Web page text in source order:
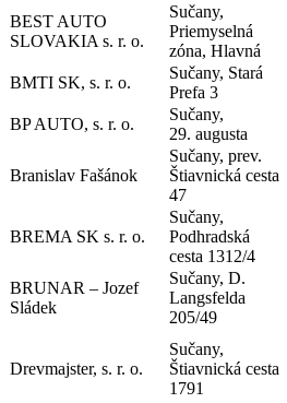
BEST AUTO
SLOVAKIA s. r. o.
Sučany,
Priemyselná
zóna, Hlavná
BMTI SK, s. r. o.
Sučany, Stará
Prefa 3
BP AUTO, s. r. o.
Sučany,
29. augusta
Branislav Fašánok
Sučany, prev.
Štiavnická cesta
47
BREMA SK s. r. o.
Sučany,
Podhradská
cesta 1312/4
BRUNAR – Jozef
Sládek
Sučany, D.
Langsfelda
205/49
Drevmajster, s. r. o.
Sučany,
Štiavnická cesta
1791